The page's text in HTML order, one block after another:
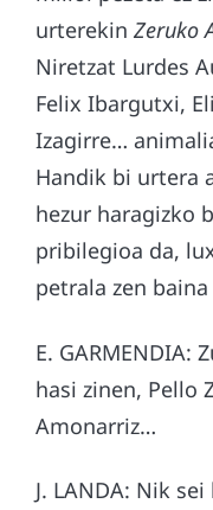
urterekin Zeruko
Niretzat Lurdes
Felix Ibargutxi,
Izagirre…
Handik bi urtera
hezur haragizko
pribilegioa da,
petrala zen
E. GARMENDIA:
hasi zinen, Pello
Amonarriz…
J. LANDA: Nik